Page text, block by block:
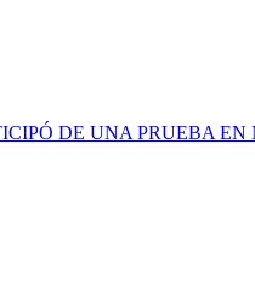
DE UNA PRUEBA EN